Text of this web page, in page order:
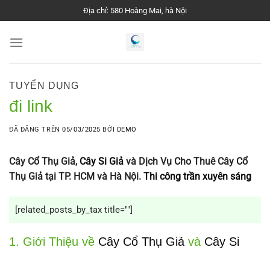
đến
nội
Địa chỉ: 580 Hoàng Mai, hà Nội
TUYỂN DỤNG
đi link
ĐÃ ĐĂNG TRÊN05/03/2025 BỞI DEMO
Cây Cổ Thụ Giả, Cây Si Giả và Dịch Vụ Cho Thuê Cây Cổ
Thụ Giả tại TP. HCM và Hà Nội. Thi công trần xuyên sáng
[related_posts_by_tax title=""]
1. Giới Thiệu về Cây Cổ Thụ Giả và Cây Si